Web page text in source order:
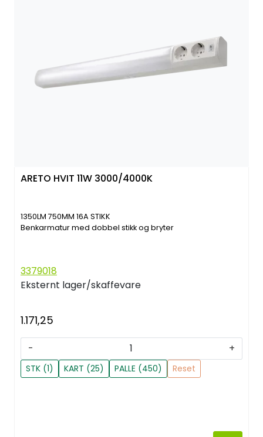
ARETO HVIT 11W 3000/4000K
1350LM 750MM 16A STIKK
Benkarmatur med dobbel stikk og bryter
3379018
Eksternt lager/skaffevare
1.171,25
- +
STK (1) KART (25) PALLE (450) Reset